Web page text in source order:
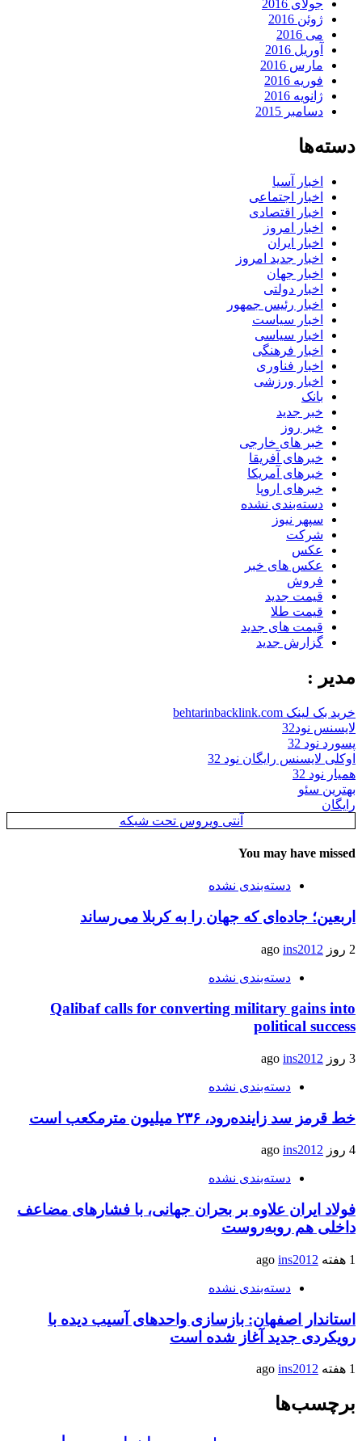
جولای 2016
ژوئن 2016
می 2016
آوریل 2016
مارس 2016
فوریه 2016
ژانویه 2016
دسامبر 2015
دسته‌ها
اخبار آسیا
اخبار اجتماعی
اخبار اقتصادی
اخبار امروز
اخبار ایران
اخبار جدید امروز
اخبار جهان
اخبار دولتی
اخبار رئیس جمهور
اخبار سیاست
اخبار سیاسی
اخبار فرهنگی
اخبار فناوری
اخبار ورزشی
بانک
خبر جدید
خبر روز
خبر های خارجی
خبرهای آفریقا
خبرهای آمریکا
خبرهای اروپا
دسته‌بندی نشده
سپهر نیوز
شرکت
عکس
عکس های خبر
فروش
قیمت جدید
قیمت طلا
قیمت های جدید
گزارش جدید
مدیر :
خرید بک لینک behtarinbacklink.com
لایسنس نود32
پسورد نود 32
اوکلی لایسنس رایگان نود 32
همیار نود 32
بهترین سئو
رایگان
آنتی ویروس تحت شبکه
You may have missed
دسته‌بندی نشده
اربعین؛ جاده‌ای که جهان را به کربلا می‌رساند
2 روز ago ins2012
دسته‌بندی نشده
Qalibaf calls for converting military gains into
political success
3 روز ago ins2012
دسته‌بندی نشده
خط قرمز سد زاینده‌رود، ۲۳۶ میلیون مترمکعب است
4 روز ago ins2012
دسته‌بندی نشده
فولاد ایران علاوه بر بحران جهانی، با فشارهای مضاعف
داخلی هم روبه‌روست
1 هفته ago ins2012
دسته‌بندی نشده
استاندار اصفهان: بازسازی واحدهای آسیب دیده با
رویکردی جدید آغاز شده است
1 هفته ago ins2012
برچسب‌ها